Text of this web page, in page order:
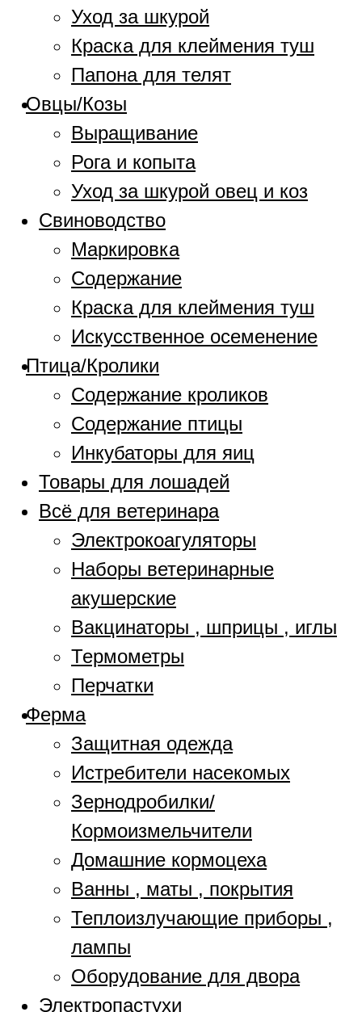
Уход за шкурой
Краска для клеймения туш
Папона для телят
Овцы/Козы
Выращивание
Рога и копыта
Уход за шкурой овец и коз
Свиноводство
Маркировка
Содержание
Краска для клеймения туш
Искусственное осеменение
Птица/Кролики
Содержание кроликов
Содержание птицы
Инкубаторы для яиц
Товары для лошадей
Всё для ветеринара
Электрокоагуляторы
Наборы ветеринарные
акушерские
Вакцинаторы , шприцы , иглы
Термометры
Перчатки
Ферма
Защитная одежда
Истребители насекомых
Зернодробилки/
Кормоизмельчители
Домашние кормоцеха
Ванны , маты , покрытия
Теплоизлучающие приборы ,
лампы
Оборудование для двора
Электропастухи